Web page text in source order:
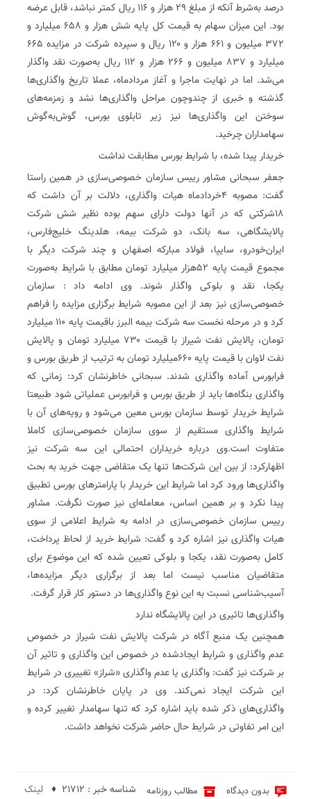
درصد به‌شرط آنکه از مبلغ ۲۹ هزار و ۱۱۶ ریال کمتر نباشد، قابل‌ عرضه
بود. این میزان سهام به قیمت کل پایه شش هزار و ۶۵۸ میلیارد و
۳۷۲ میلیون و ۶۶۱ هزار و ۱۲۰ ریال و سپرده شرکت در مزایده ۶۶۵
میلیارد و ۸۳۷ میلیون و ۲۶۶ هزار و ۱۱۲ ریال به‌صورت نقد واگذار
می‌شد. اما در نهایت ماجرا و آغاز مردادماه، عملا تاریخ واگذاری‌ها
گذشته و خبری از چندوچون مراحل واگذاری‌ها نشد و زمزمه‌های
سوختن این واگذاری‌ها نیز زیر تابلوی بورس، گوش‌به‌گوش
سهامداران چرخید.
خریدار پیدا شده، با شرایط بورس مطابقت نداشت
جعفر سبحانی مشاور رییس‌ سازمان خصوصی‌سازی در همین راستا
گفت: مصوبه ۴خردادماه هیات واگذاری، دلالت بر آن داشت که
۱۸شرکتی که در آنها دولت دارای سهم بوده نظیر شش شرکت
پالایشگاهی، سه بانک، دو شرکت بیمه، هلدینگ خلیج‌فارس،
ایران‌خودرو، سایپا، فولاد مبارکه اصفهان و چند شرکت دیگر با
مجموع قیمت پایه ۵۲هزار میلیارد تومان مطابق با شرایط به‌صورت
یکجا، نقد و بلوکی واگذار شوند. وی ادامه داد : سازمان
خصوصی‌سازی نیز بعد از این مصوبه شرایط برگزاری مزایده را فراهم
کرد و در مرحله نخست سه شرکت بیمه البرز باقیمت پایه ۱۱۰ میلیارد
تومان، پالایش نفت شیراز با قیمت ۷۳۰ میلیارد تومان و پالایش
نفت لاوان با قیمت پایه ۶۶۰میلیارد تومان به ترتیب از طریق بورس و
فرابورس آماده واگذاری شدند. سبحانی خاطرنشان کرد: زمانی که
واگذاری بنگاه‌ها باید از طریق بورس و فرابورس عملیاتی شود طبیعتا
شرایط خریدار توسط سازمان بورس معین می‌شود و رویه‌های آن با
شرایط واگذاری مستقیم از سوی سازمان خصوصی‌سازی کاملا
متفاوت است.وی درباره خریداران احتمالی این سه شرکت‌ نیز
اظهارکرد: از بین این شرکت‌ها تنها یک متقاضی جهت خرید به بحث
واگذاری‌ها ورود کرد اما شرایط این خریدار با پارامترهای بورس تطبیق
پیدا نکرد و بر همین اساس، معامله‌ای نیز صورت نگرفت. مشاور
رییس سازمان خصوصی‌سازی در ادامه به شرایط اعلامی از سوی
هیات واگذاری نیز اشاره کرد و گفت: شرایط خرید از لحاظ پرداخت،
کامل به‌صورت نقد، یکجا و بلوکی تعیین شده که این موضوع برای
متقاضیان مناسب نیست اما بعد از برگزاری دیگر مزایده‌ها،
آسیب‌شناسی نسبت به این نوع واگذاری‌ها در دستور کار قرار گرفت.
واگذاری‌ها تاثیری در این پالایشگاه ندارد
همچنین یک منبع آگاه در شرکت پالایش نفت شیراز در خصوص
عدم واگذاری و شرایط ایجادشده در خصوص این واگذاری و تاثیر آن
بر شرکت نیز گفت: واگذاری یا عدم واگذاری «شراز» تغییری در شرایط
این شرکت ایجاد نمی‌کند. وی در پایان خاطرنشان کرد: در
واگذاری‌های ذکر شده باید اشاره کرد که تنها سهامدار تغییر کرده و
این امر تفاوتی در شرایط حال حاضر شرکت نخواهد داشت.
بدون دیدگاه مطالب روزنامه شناسه خبر : 21712 ♦
لینک